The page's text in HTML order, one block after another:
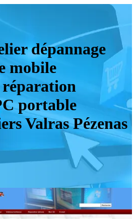
dépannage
mobile
portable
Valras Pézenas